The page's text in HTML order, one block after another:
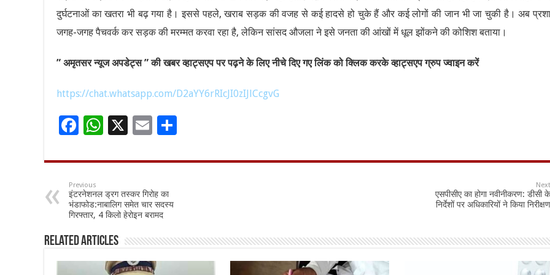
दुर्घटनाओं का खतरा भी बढ़ गया है। इससे पहले, खराब सड़क की वजह से कई हादसे हो चुके हैं और कई लोगों की जान भी जा चुकी है। अब
जगह-जगह पैचवर्क कर सड़क की मरम्मत करवा रहा है, लेकिन सांसद औजला ने इसे जनता की आंखों में धूल झोंकने की कोशिश बताया।
” अमृतसर न्यूज अपडेट्स ” की खबर व्हाट्सएप पर पढ़ने के लिए नीचे दिए गए लिंक को क्लिक करके व्हाट्सएप ग्रुप ज्वाइन करें
https://chat.whatsapp.com/D2aYY6rRIcJI0zIJlCcgvG
F
e
b
o
o
k
W
at
p
p
X
E
ai
l
ar
Previous
इंटरनेशनल ड्रग तस्कर गिरोह का
भंडाफोड:नाबालिग समेत चार सदस्य
गिरफ्तार, 4 किलो हेरोइन बरामद
Next
एसपीसीए का होगा नवीनीकरण: डीसी के
निर्देशों पर अधिकारियों ने किया निरीक्षण
Related Articles